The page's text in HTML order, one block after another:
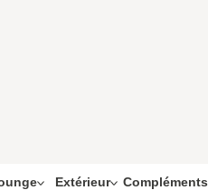
Extérieur Compléments